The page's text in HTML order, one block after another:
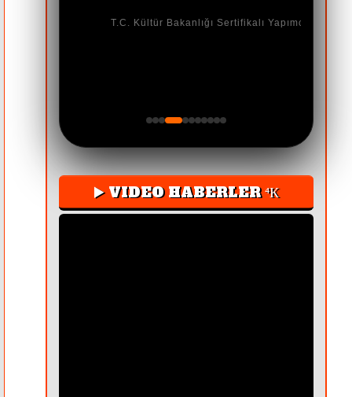
TV
dil.
T.C. Kültür Bakanlığı Sertifikalı Yapımcı
▶️ VIDEO HABERLER ⁴К